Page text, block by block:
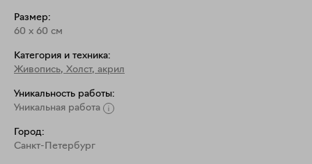
Размер:
60 x 60 см
Категория и техника:
Живопись, Холст, акрил
Уникальность работы:
Уникальная работа
Город:
Санкт-Петербург